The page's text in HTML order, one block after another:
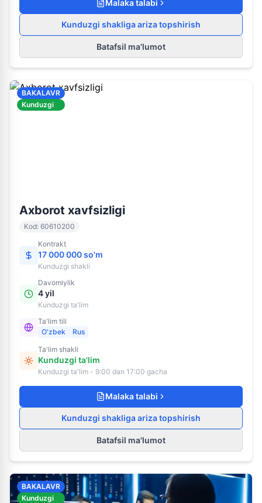
Malaka talabi
Kunduzgi shakliga ariza topshirish
Batafsil ma'lumot
BAKALAVR
Kunduzgi
Axborot xavfsizligi
Kod: 60610200
Kontrakt
17 000 000 so'm
Kunduzgi shakli
Davomiylik
4 yil
Kunduzgi ta'lim
Ta'lim tili
O'zbek
Rus
Ta'lim shakli
Kunduzgi ta'lim
Kunduzgi ta'lim - 9:00 dan 17:00 gacha
Malaka talabi
Kunduzgi shakliga ariza topshirish
Batafsil ma'lumot
BAKALAVR
Kunduzgi